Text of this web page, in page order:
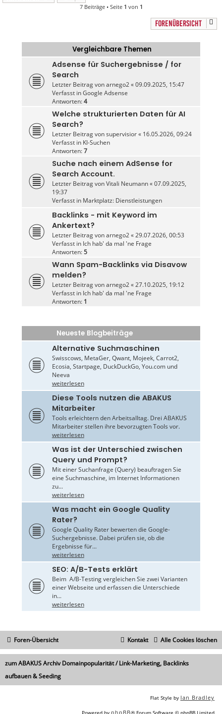
7 Beiträge • Seite 1 von 1
FORENÜBERSICHT
Vergleichbare Themen
Adsense für Suchergebnisse / for
Search
Letzter Beitrag vonarnego2«09.09.2025, 15:47
Verfasst inGoogle Adsense
Antworten:4
Welche strukturierten Daten für AI
Search?
Letzter Beitrag vonsupervisior« 16.05.2026, 09:24
Verfasst in KI-Suchen
Antworten:7
Suche nach einem AdSense for
Search Account.
Letzter Beitrag vonVitali Neumann«07.09.2025,
19:37
Verfasst in Marktplatz: Dienstleistungen
Backlinks - mit Keyword im
Ankertext?
Letzter Beitrag vonarnego2«29.07.2026, 00:53
Verfasst in Ich hab' da mal 'ne Frage
Antworten:5
Wann Spam-Backlinks via Disavow
melden?
Letzter Beitrag vonarnego2«27.10.2025, 19:12
Verfasst in Ich hab' da mal 'ne Frage
Antworten: 1
Neueste Blogbeiträge
Alternative Suchmaschinen
Swisscows, MetaGer, Qwant, Mojeek, Carrot2,
Ecosia, Startpage, DuckDuckGo, You.com und
Neeva
weiterlesen
Diese Tools nutzen die ABAKUS
Mitarbeiter
Tools erleichtern den Arbeitsalltag. Drei ABAKUS
Mitarbeiter stellen ihre bevorzugten Tools vor.
weiterlesen
Was ist der Unterschied zwischen
Query und Prompt?
Mit einer Suchanfrage (Query) beauftragen Sie
eine Suchmaschine, im Internet Informationen
zu...
weiterlesen
Was macht ein Google Quality
Rater?
Google Quality Rater bewerten die Google-
Suchergebnisse. Dabei prüfen sie, ob die
Ergebnisse für...
weiterlesen
SEO: A/B-Tests erklärt
Beim A/B-Testing vergleichen Sie zwei Varianten
einer Webseite und erfassen die Unterschiede
in...
weiterlesen
Foren-Übersicht Alle Cookies löschen
Kontakt
zum ABAKUS Archiv Domainpopularität / Link-Marketing, Backlinks
aufbauen & Seeding
Flat Style by Ian Bradley
Powered by phpBB® Forum Software © phpBB Limited